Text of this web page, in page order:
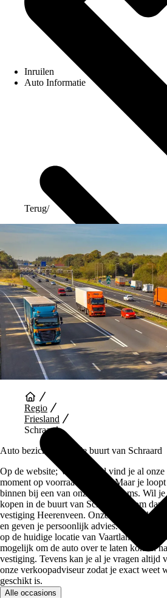
Inruilen
Auto Informatie
Auto Diensten
Terug/
Regio
Friesland
Schraard
Auto bezichtigen in de buurt van Schraard
Op de website; Vaartland.nl vind je al
moment op voorraad hebben. Maar je
binnen bij een van onze showrooms. Wil je
kopen in de buurt van Schraard? Kom dan
vestiging Heerenveen. Onze medewerkers
en geven je persoonlijk advies. Mocht de
op de huidige locatie van Vaartland.nl
mogelijk om de auto over te laten komen
vestiging. Tevens kan je al je vragen altijd
onze verkoopadviseur zodat je exact weet
geschikt is.
Alle occasions